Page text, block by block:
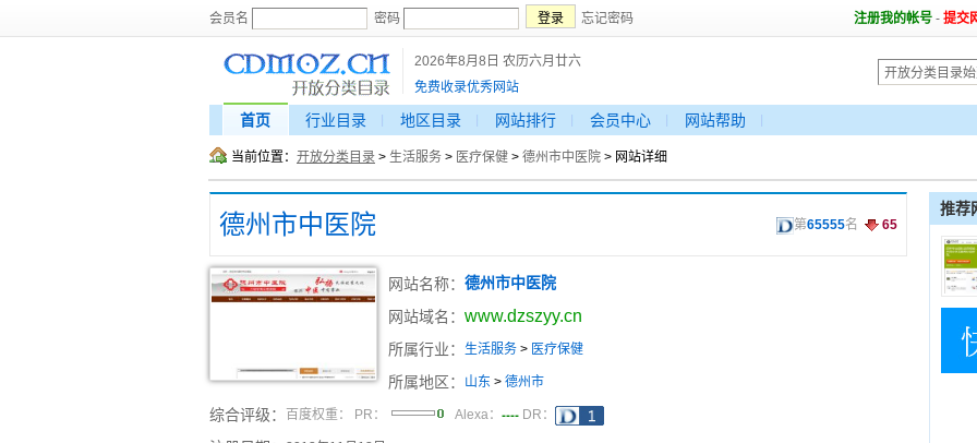
会员名 密码 忘记密码 注册我的帐号 - 提交
2026年8月8日 农历六月廿六
免费收录优秀网站
首页 行业目录 地区目录 网站排行 会员中心 网站帮助
当前位置： 开放分类目录 > 生活服务 > 医疗保健 > 德州市中医院 > 网站详细
德州市中医院 第65555名 65
网站名称： 德州市中医院
网站域名： www.dzszyy.cn
所属行业： 生活服务 > 医疗保健
所属地区： 山东 > 德州市
综合评级： 百度权重： PR： Alexa： ---- DR：
推荐